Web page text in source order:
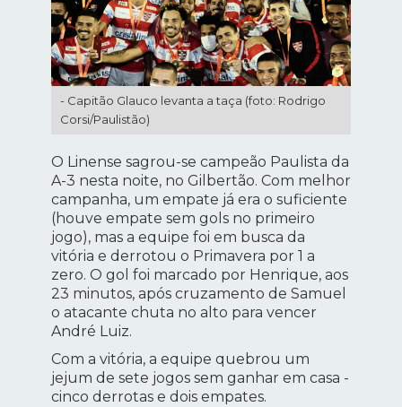
- Capitão Glauco levanta a taça (foto: Rodrigo
Corsi/Paulistão)
O Linense sagrou-se campeão Paulista da
A-3 nesta noite, no Gilbertão. Com melhor
campanha, um empate já era o suficiente
(houve empate sem gols no primeiro
jogo), mas a equipe foi em busca da
vitória e derrotou o Primavera por 1 a
zero. O gol foi marcado por Henrique, aos
23 minutos, após cruzamento de Samuel
o atacante chuta no alto para vencer
André Luiz.
Com a vitória, a equipe quebrou um
jejum de sete jogos sem ganhar em casa -
cinco derrotas e dois empates.